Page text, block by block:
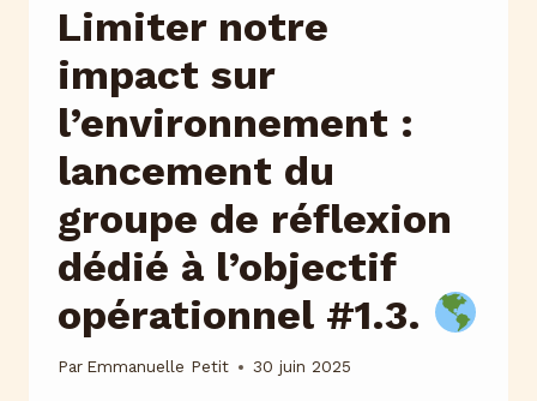
Limiter notre
impact sur
l’environnement :
lancement du
groupe de réflexion
dédié à l’objectif
opérationnel #1.3.
Par Emmanuelle Petit 30 juin 2025